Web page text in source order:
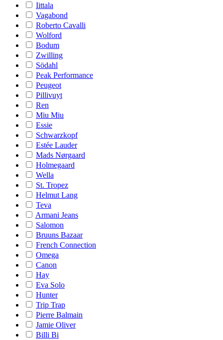
Iittala
Vagabond
Roberto Cavalli
Wolford
Bodum
Zwilling
Södahl
Peak Performance
Peugeot
Pillivuyt
Ren
Miu Miu
Essie
Schwarzkopf
Estée Lauder
Mads Nørgaard
Holmegaard
Wella
St. Tropez
Helmut Lang
Teva
Armani Jeans
Salomon
Bruuns Bazaar
French Connection
Omega
Canon
Hay
Eva Solo
Hunter
Trip Trap
Pierre Balmain
Jamie Oliver
Billi Bi